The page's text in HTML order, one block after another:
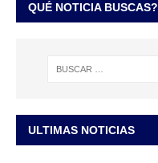
QUÉ NOTICIA BUSCAS?
ULTIMAS NOTICIAS